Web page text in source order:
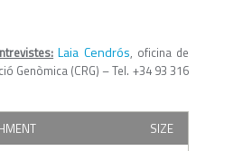
Laia Cendrós, oficina de
Genòmica (CRG) – Tel. +34 93 316
SIZE